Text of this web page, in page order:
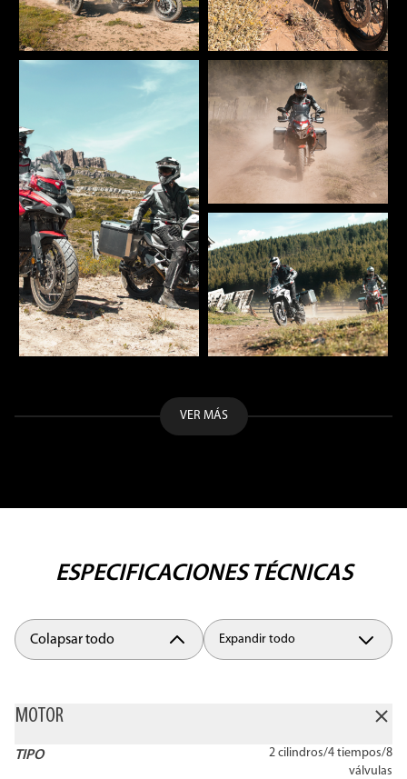
VER MÁS
ESPECIFICACIONES TÉCNICAS
Colapsar todo Expandir todo
MOTOR
TIPO
2 cilindros/4 tiempos/8
válvulas